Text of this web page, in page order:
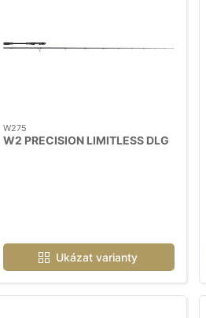
W275
W2 PRECISION LIMITLESS DLG
Ukázat varianty